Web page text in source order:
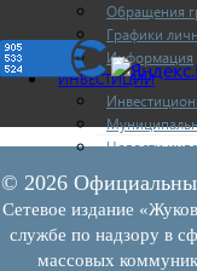
Обращения
Графики
Информация
ИНВЕСТИЦИИ
Новости
© 2026
Сетевое издание
службе по надзору в
массовых